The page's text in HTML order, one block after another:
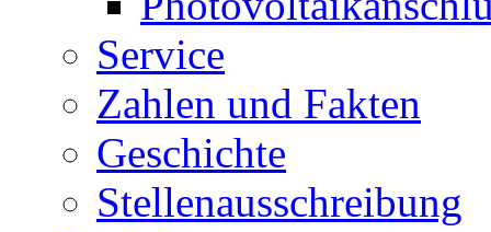
Service
Zahlen und Fakten
Geschichte
Stellenausschreibung